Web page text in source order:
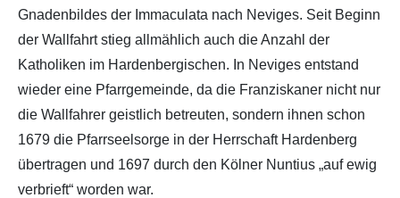
Gnadenbildes der Immaculata nach Neviges. Seit Beginn
der Wallfahrt stieg allmählich auch die Anzahl der
Katholiken im Hardenbergischen. In Neviges entstand
wieder eine Pfarrgemeinde, da die Franziskaner nicht nur
die Wallfahrer geistlich betreuten, sondern ihnen schon
1679 die Pfarrseelsorge in der Herrschaft Hardenberg
übertragen und 1697 durch den Kölner Nuntius „auf ewig
verbrieft“ worden war.